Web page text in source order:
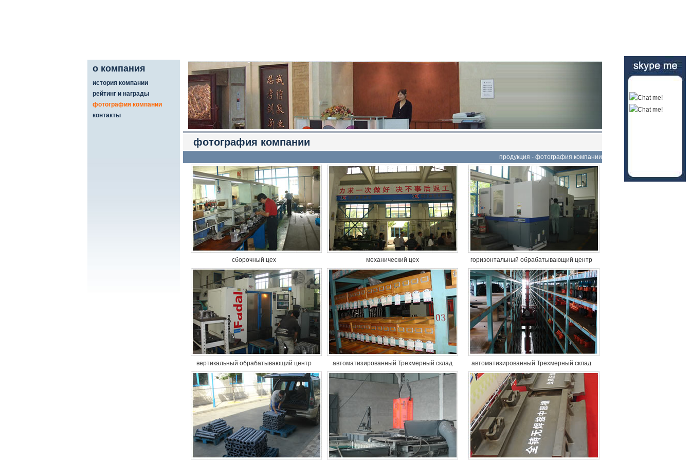
о компания
история компании
рейтинг и награды
фотография компании
контакты
фотография компании
продукция - фотография компании
сборочный цех механический цех горизонтальный обрабатывающий центр
вертикальный обрабатывающий центр автоматизированный Трехмерный склад автоматизированный Трехмерный склад